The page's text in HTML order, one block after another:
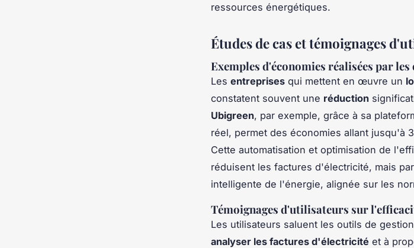
ressources énergétiques.
Études de cas et témoignages
Exemples d'économies réalisées par
Les entreprises qui mettent en œuvre un
constatent souvent une réduction
Ubigreen, par exemple, grâce à sa
réel, permet des économies allant jusqu'à
Cette automatisation et optimisation de
réduisent les factures d'électricité, mais
intelligente de l'énergie, alignée sur les
Témoignages d'utilisateurs sur
Les utilisateurs saluent les outils de
analyser les factures d'électricité et à